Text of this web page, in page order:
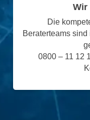
Wir
Die
Beraterteams
0800 – 11 12